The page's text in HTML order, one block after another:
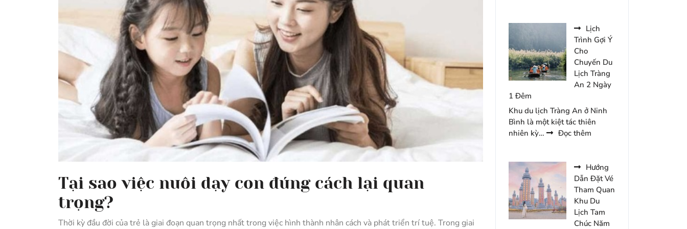
Tại sao việc nuôi dạy con đúng cách lại quan
trọng?
Thời kỳ đầu đời của trẻ là giai đoạn quan trọng nhất trong việc hình thành nhân cách và phát triển trí tuệ. Trong giai
Ngân
Sách
Cho
Chuyến
Du
Xuân
Tử
Năm
2026
Lịch
Trình Gợi Ý
Cho
Chuyến Du
Lịch Tràng
An 2 Ngày
1 Đêm
Khu du lịch Tràng An ở Ninh
Bình là một kiệt tác thiên
nhiên kỳ…
Đọc thêm
Gợi
Ý
Cho
Chuyến
Du
Lịch
Hướng
Dẫn Đặt Vé
Tham Quan
Khu Du
Lịch Tam
Chúc Năm